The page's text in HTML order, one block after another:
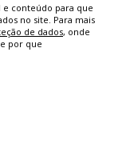
conteúdo para que
no site. Para mais
de dados, onde
por que